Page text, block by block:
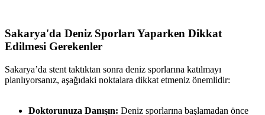
Sakarya'da Deniz Sporları Yaparken Dikkat
Edilmesi Gerekenler
Sakarya’da stent taktıktan sonra deniz sporlarına katılmayı
planlıyorsanız, aşağıdaki noktalara dikkat etmeniz önemlidir:
Doktorunuza Danışın: Deniz sporlarına başlamadan önce